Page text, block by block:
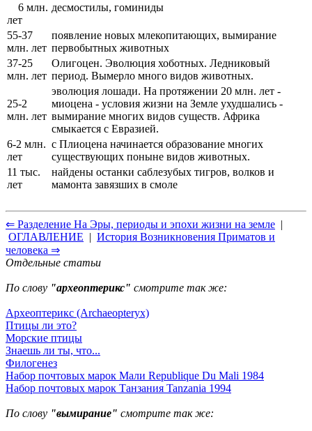
6 млн.
лет
десмостилы, гоминиды
55-37
млн. лет
появление новых млекопитающих, вымирание
первобытных животных
37-25
млн. лет
Олигоцен. Эволюция хоботных. Ледниковый
период. Вымерло много видов животных.
25-2
млн. лет
эволюция лошади. На протяжении 20 млн. лет -
миоцена - условия жизни на Земле ухудшались -
вымирание многих видов существ. Африка
смыкается с Евразией.
6-2 млн.
лет
с Плиоцена начинается образование многих
существующих поныне видов животных.
11 тыс.
лет
найдены останки саблезубых тигров, волков и
мамонта завязших в смоле
⇐ Разделение На Эры, периоды и эпохи жизни на земле |
ОГЛАВЛЕНИЕ | История Возникновения Приматов и
человека ⇒
Отдельные статьи
По слову "археоптерикс" смотрите так же:
Археоптерикс (Archaeopteryx)
Птицы ли это?
Морские птицы
Знаешь ли ты, что...
Филогенез
Набор почтовых марок Мали Republique Du Mali 1984
Набор почтовых марок Танзания Tanzania 1994
По слову "вымирание" смотрите так же: